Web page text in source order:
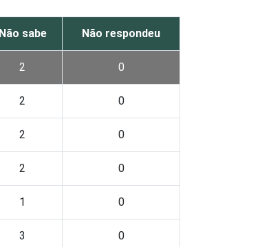
Não sabe Não respondeu
2 0
2 0
2 0
2 0
1 0
3 0